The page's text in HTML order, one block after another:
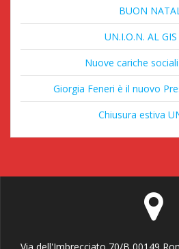
BUON
UN.I.O.N. AL
Nuove cariche
Giorgia Feneri è il nuovo
Chiusura estiva